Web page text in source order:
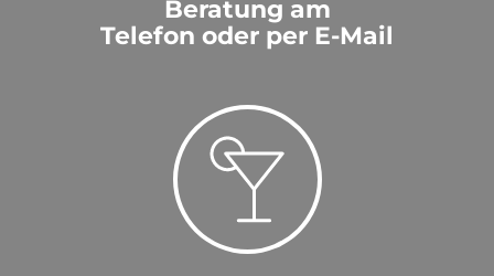
Beratung am
Telefon oder per E-Mail